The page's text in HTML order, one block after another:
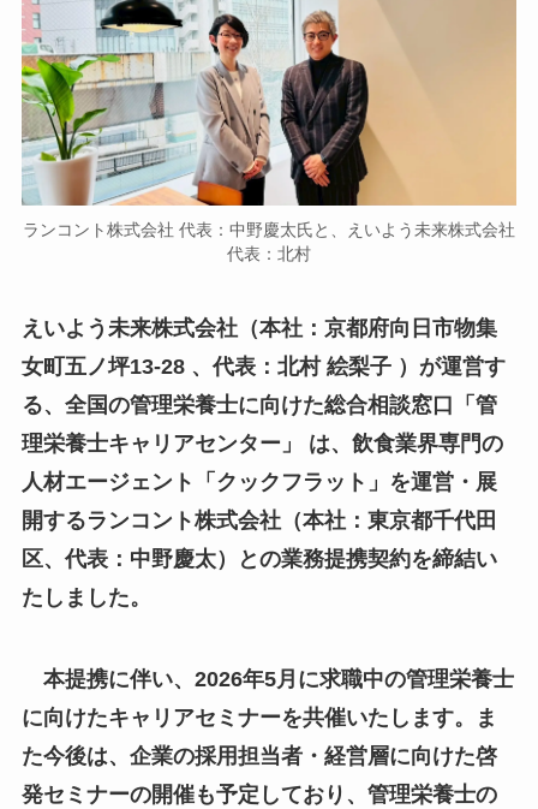
ランコント株式会社 代表：中野慶太氏と、えいよう未来株式会社
代表：北村
えいよう未来株式会社（本社：京都府向日市物集
女町五ノ坪13-28 、代表：北村 絵梨子 ）が運営す
る、全国の管理栄養士に向けた総合相談窓口「管
理栄養士キャリアセンター」 は、飲食業界専門の
人材エージェント「クックフラット」を運営・展
開するランコント株式会社（本社：東京都千代田
区、代表：中野慶太）との業務提携契約を締結い
たしました。
本提携に伴い、2026年5月に求職中の管理栄養士
に向けたキャリアセミナーを共催いたします。ま
た今後は、企業の採用担当者・経営層に向けた啓
発セミナーの開催も予定しており、管理栄養士の